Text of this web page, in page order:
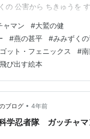
の 公害から ちきゅうを
、この けいかくを しった
、これを うばおうと 怪獣
してきた。 そこで きみ
トから 人びとを まもり、
ことだ。早く いけ、科
ャマン #大鷲の健
#燕の甚平 #みみずくの
ゴット・フェニックス #
飛び出す絵本
ブログ • 4年前
学忍者隊 ガッチャ